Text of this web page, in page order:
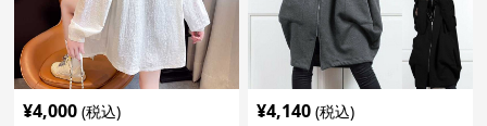
¥4,000 (税込) ¥4,140 (税込)